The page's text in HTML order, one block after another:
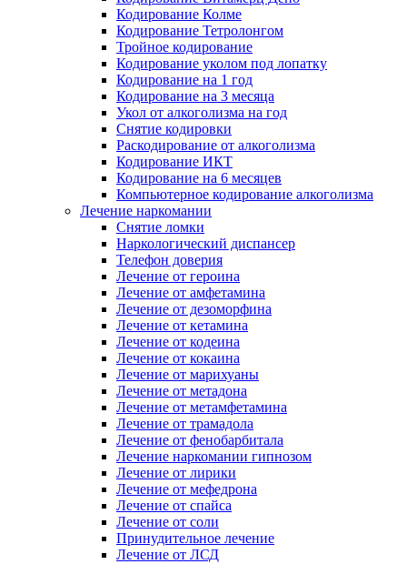
Кодирование Колме
Кодирование Тетролонгом
Тройное кодирование
Кодирование уколом под лопатку
Кодирование на 1 год
Кодирование на 3 месяца
Укол от алкоголизма на год
Снятие кодировки
Раскодирование от алкоголизма
Кодирование ИКТ
Кодирование на 6 месяцев
Компьютерное кодирование алкоголизма
Лечение наркомании
Снятие ломки
Наркологический диспансер
Телефон доверия
Лечение от героина
Лечение от амфетамина
Лечение от дезоморфина
Лечение от кетамина
Лечение от кодеина
Лечение от кокаина
Лечение от марихуаны
Лечение от метадона
Лечение от метамфетамина
Лечение от трамадола
Лечение от фенобарбитала
Лечение наркомании гипнозом
Лечение от лирики
Лечение от мефедрона
Лечение от спайса
Лечение от соли
Принудительное лечение
Лечение от ЛСД